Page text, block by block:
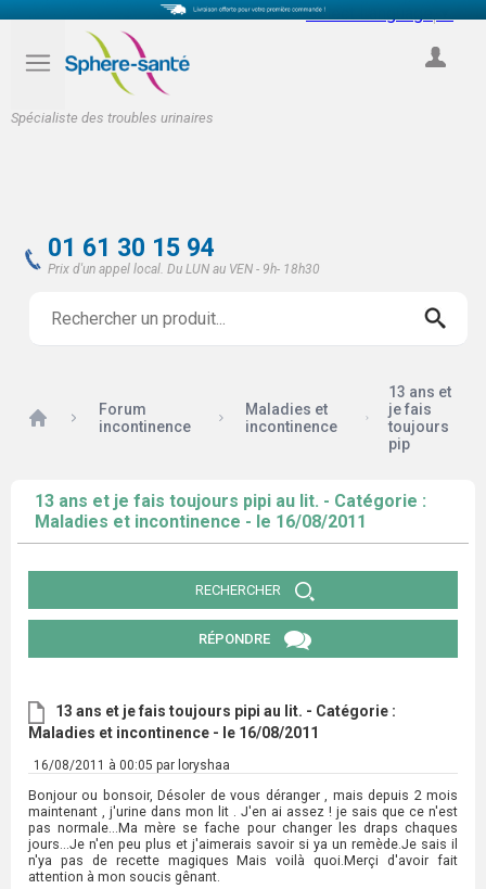
Spécialiste des troubles urinaires
Select Language
01 61 30 15 94
Prix d'un appel local. Du LUN au VEN - 9h- 18h30
Accueil
Forum
incontinence
Maladies et
incontinence
13 ans et
je fais
toujours
pip
13 ans et je fais toujours pipi au lit. - Catégorie :
Maladies et incontinence - le 16/08/2011
RECHERCHER
RÉPONDRE
13 ans et je fais toujours pipi au lit. - Catégorie :
Maladies et incontinence - le 16/08/2011
16/08/2011 à 00:05 par loryshaa
Bonjour ou bonsoir, Désoler de vous déranger , mais depuis 2 mois
maintenant , j'urine dans mon lit . J'en ai assez ! je sais que ce n'est
pas normale...Ma mère se fache pour changer les draps chaques
jours...Je n'en peu plus et j'aimerais savoir si ya un remède.Je sais il
n'ya pas de recette magiques Mais voilà quoi.Merçi d'avoir fait
attention à mon soucis gênant.